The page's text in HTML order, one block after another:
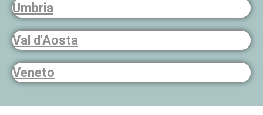
Umbria
Val d'Aosta
Veneto